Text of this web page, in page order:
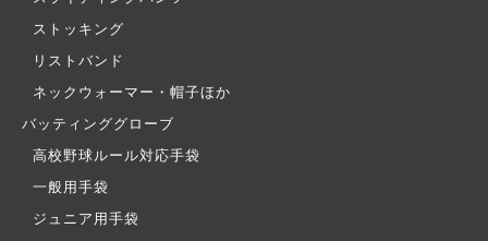
ストッキング
リストバンド
ネックウォーマー・帽子ほか
バッティンググローブ
高校野球ルール対応手袋
一般用手袋
ジュニア用手袋